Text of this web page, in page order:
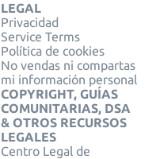
LEGAL
Privacidad
Service Terms
Política de cookies
No vendas ni compartas
mi información personal
COPYRIGHT, GUÍAS
COMUNITARIAS, DSA
& OTROS RECURSOS
LEGALES
Centro Legal de